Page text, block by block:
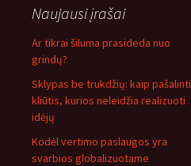
Naujausi įrašai
Ar tikrai šiluma prasideda nuo
grindų?
Sklypas be trukdžių: kaip pašalinti
kliūtis, kurios neleidžia realizuoti
idėjų
Kodėl vertimo paslaugos yra
svarbios globalizuotame